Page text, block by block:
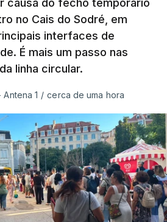
recente relatório do
de Observação da Terra
da União Europeia.
que "julho de 2026 foi o
de calor excecional na
a temperatura
e julho a um novo recorde
causa do fecho temporário
no Cais do Sodré, em
interfaces de
É mais um passo nas
linha circular.
1 / cerca de uma hora